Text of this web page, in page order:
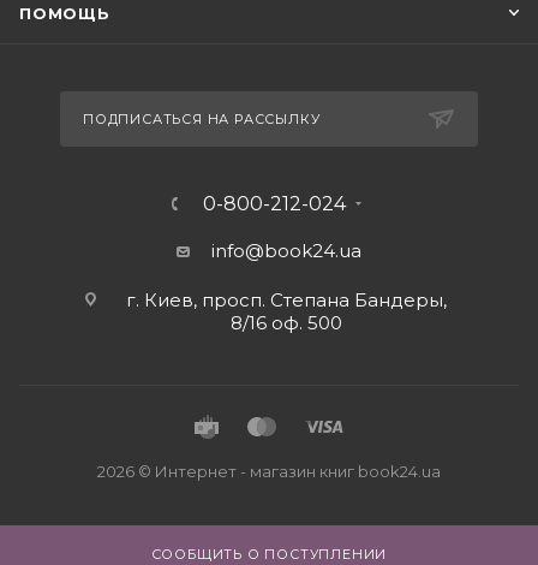
СООБЩИТЬ О ПОСТУПЛЕНИИ
ПОМОЩЬ
ПОДПИСАТЬСЯ НА РАССЫЛКУ
0-800-212-024
info@book24.ua
г. Киев, просп. Степана Бандеры,
8/16 оф. 500
2026 © Интернет - магазин книг book24.ua